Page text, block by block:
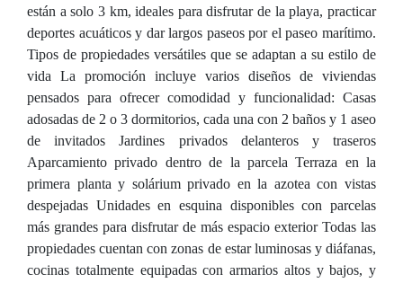
están a solo 3 km, ideales para disfrutar de la playa, practicar
deportes acuáticos y dar largos paseos por el paseo marítimo.
Tipos de propiedades versátiles que se adaptan a su estilo de
vida La promoción incluye varios diseños de viviendas
pensados para ofrecer comodidad y funcionalidad: Casas
adosadas de 2 o 3 dormitorios, cada una con 2 baños y 1 aseo
de invitados Jardines privados delanteros y traseros
Aparcamiento privado dentro de la parcela Terraza en la
primera planta y solárium privado en la azotea con vistas
despejadas Unidades en esquina disponibles con parcelas
más grandes para disfrutar de más espacio exterior Todas las
propiedades cuentan con zonas de estar luminosas y diáfanas,
cocinas totalmente equipadas con armarios altos y bajos, y